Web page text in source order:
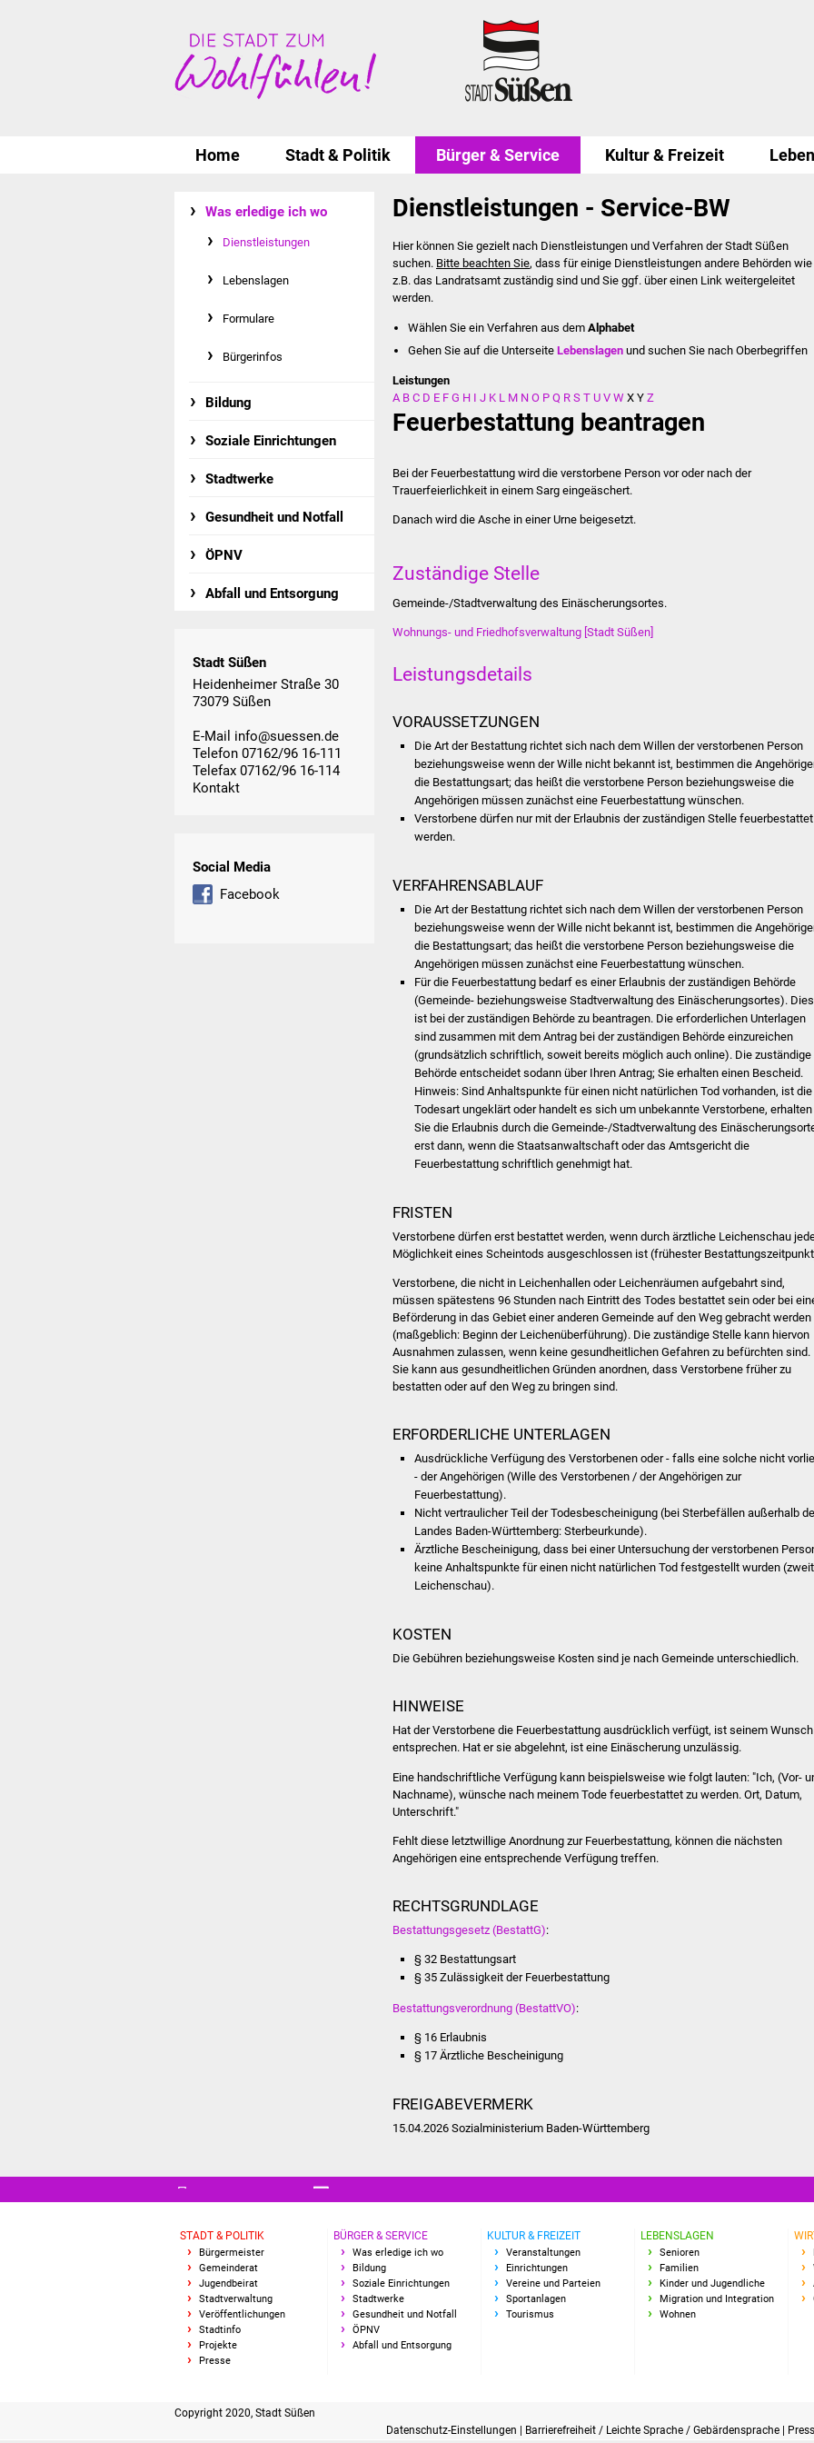
Home Stadt & Politik Bürger & Service Kultur & Freizeit
Was erledige ich wo
Dienstleistungen
Lebenslagen
Formulare
Bürgerinfos
Bildung
Soziale Einrichtungen
Stadtwerke
Gesundheit und Notfall
ÖPNV
Abfall und Entsorgung
Stadt Süßen
Heidenheimer Straße 30
73079 Süßen
E-Mail info@suessen.de
Telefon 07162/96 16-111
Telefax 07162/96 16-114
Kontakt
Social Media
Facebook
Dienstleistungen - Service-BW
Hier können Sie gezielt nach Dienstleistungen und Verfahren der Stadt Süßen
suchen. Bitte beachten Sie, dass für einige Dienstleistungen andere Behörden wie
z.B. das Landratsamt zuständig sind und Sie ggf. über einen Link weitergeleitet
werden.
Wählen Sie ein Verfahren aus dem Alphabet
Gehen Sie auf die UnterseiteLebenslagen und suchen Sie nach Oberbegriffen
Leistungen
A B C D E F G H I J K L M N O P Q R S T U V W X Y Z
Feuerbestattung beantragen
Bei der Feuerbestattung wird die verstorbene Person vor oder nach der
Trauerfeierlichkeit in einem Sarg eingeäschert.
Danach wird die Asche in einer Urne beigesetzt.
Zuständige Stelle
Gemeinde-/Stadtverwaltung des Einäscherungsortes.
Wohnungs- und Friedhofsverwaltung [Stadt Süßen]
Leistungsdetails
VORAUSSETZUNGEN
Die Art der Bestattung richtet sich nach dem Willen der verstorbenen Person
beziehungsweise wenn der Wille nicht bekannt ist, bestimmen die
die Bestattungsart; das heißt die verstorbene Person beziehungsweise die
Angehörigen müssen zunächst eine Feuerbestattung wünschen.
Verstorbene dürfen nur mit der Erlaubnis der zuständigen Stelle feuerbestattet
werden.
VERFAHRENSABLAUF
Die Art der Bestattung richtet sich nach dem Willen der verstorbenen Person
beziehungsweise wenn der Wille nicht bekannt ist, bestimmen die
die Bestattungsart; das heißt die verstorbene Person beziehungsweise die
Angehörigen müssen zunächst eine Feuerbestattung wünschen.
Für die Feuerbestattung bedarf es einer Erlaubnis der zuständigen Behörde
(Gemeinde- beziehungsweise Stadtverwaltung des Einäscherungsortes).
ist bei der zuständigen Behörde zu beantragen. Die erforderlichen Unterlagen
sind zusammen mit dem Antrag bei der zuständigen Behörde einzureichen
(grundsätzlich schriftlich, soweit bereits möglich auch online). Die zuständige
Behörde entscheidet sodann über Ihren Antrag; Sie erhalten einen Bescheid.
Hinweis: Sind Anhaltspunkte für einen nicht natürlichen Tod vorhanden, ist die
Todesart ungeklärt oder handelt es sich um unbekannte Verstorbene, erhalten
Sie die Erlaubnis durch die Gemeinde-/Stadtverwaltung des
erst dann, wenn die Staatsanwaltschaft oder das Amtsgericht die
Feuerbestattung schriftlich genehmigt hat.
FRISTEN
Verstorbene dürfen erst bestattet werden, wenn durch ärztliche Leichenschau
Möglichkeit eines Scheintods ausgeschlossen ist (frühester
Verstorbene, die nicht in Leichenhallen oder Leichenräumen aufgebahrt sind,
müssen spätestens 96 Stunden nach Eintritt des Todes bestattet sein oder bei
Beförderung in das Gebiet einer anderen Gemeinde auf den Weg gebracht werden
(maßgeblich: Beginn der Leichenüberführung). Die zuständige Stelle kann hiervon
Ausnahmen zulassen, wenn keine gesundheitlichen Gefahren zu befürchten sind.
Sie kann aus gesundheitlichen Gründen anordnen, dass Verstorbene früher zu
bestatten oder auf den Weg zu bringen sind.
ERFORDERLICHE UNTERLAGEN
Ausdrückliche Verfügung des Verstorbenen oder - falls eine solche nicht
- der Angehörigen (Wille des Verstorbenen / der Angehörigen zur
Feuerbestattung).
Nicht vertraulicher Teil der Todesbescheinigung (bei Sterbefällen außerhalb
Landes Baden-Württemberg: Sterbeurkunde).
Ärztliche Bescheinigung, dass bei einer Untersuchung der verstorbenen
keine Anhaltspunkte für einen nicht natürlichen Tod festgestellt wurden
Leichenschau).
KOSTEN
Die Gebühren beziehungsweise Kosten sind je nach Gemeinde unterschiedlich.
HINWEISE
Hat der Verstorbene die Feuerbestattung ausdrücklich verfügt, ist seinem
entsprechen. Hat er sie abgelehnt, ist eine Einäscherung unzulässig.
Eine handschriftliche Verfügung kann beispielsweise wie folgt lauten: "Ich, (Vor-
Nachname), wünsche nach meinem Tode feuerbestattet zu werden. Ort, Datum,
Unterschrift."
Fehlt diese letztwillige Anordnung zur Feuerbestattung, können die nächsten
Angehörigen eine entsprechende Verfügung treffen.
RECHTSGRUNDLAGE
Bestattungsgesetz (BestattG):
§ 32 Bestattungsart
§ 35 Zulässigkeit der Feuerbestattung
Bestattungsverordnung (BestattVO):
§ 16 Erlaubnis
§ 17 Ärztliche Bescheinigung
FREIGABEVERMERK
15.04.2026 Sozialministerium Baden-Württemberg
STADT & POLITIK
Bürgermeister
Gemeinderat
Jugendbeirat
Stadtverwaltung
Veröffentlichungen
Stadtinfo
Projekte
Presse
BÜRGER & SERVICE
Was erledige ich wo
Bildung
Soziale Einrichtungen
Stadtwerke
Gesundheit und Notfall
ÖPNV
Abfall und Entsorgung
KULTUR & FREIZEIT
Veranstaltungen
Einrichtungen
Vereine und Parteien
Sportanlagen
Tourismus
LEBENSLAGEN
Senioren
Familien
Kinder und Jugendliche
Migration und Integration
Wohnen
Copyright 2020, Stadt Süßen
Datenschutz-Einstellungen
Barrierefreiheit / Leichte Sprache / Gebärdensprache